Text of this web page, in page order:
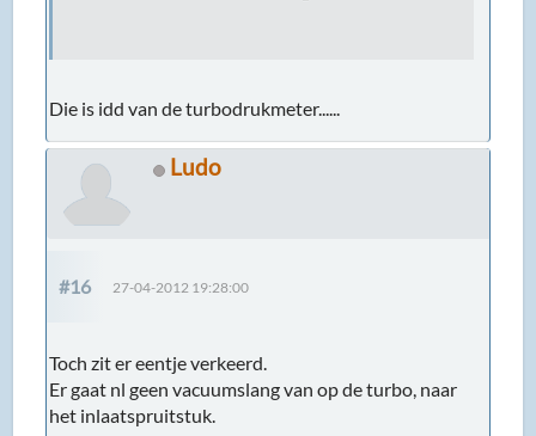
Die is idd van de turbodrukmeter......
Ludo
#16 27-04-2012 19:28:00
Toch zit er eentje verkeerd.
Er gaat nl geen vacuumslang van op de turbo, naar
het inlaatspruitstuk.